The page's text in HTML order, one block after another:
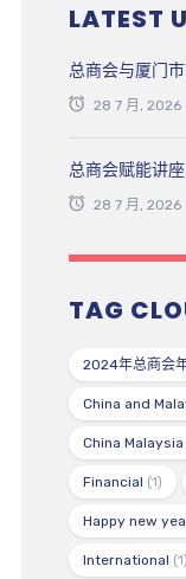
LATEST
总商会与厦门
28 7 月, 2026
总商会赋能讲
28 7 月, 2026
TAG
2024年总商会
China and
China
Financial (1)
Happy new
International (1)